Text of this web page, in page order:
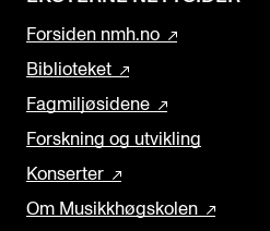
Forsiden nmh.no
Biblioteket
Fagmiljøsidene
Forskning og utvikling
Konserter
Om Musikkhøgskolen